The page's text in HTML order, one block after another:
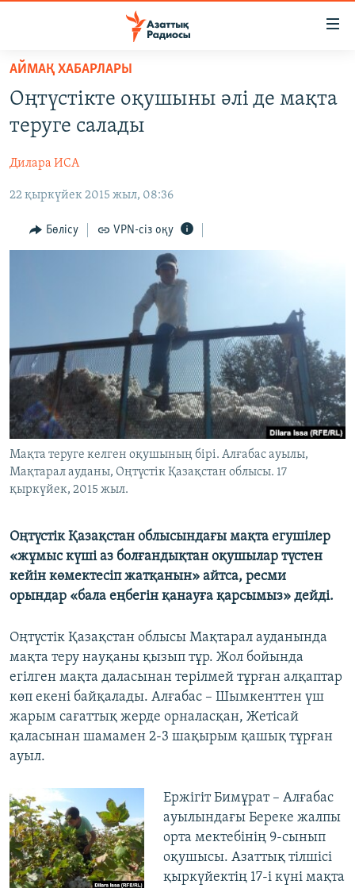
Skip
main
content
to
Navigation
САЯСАТ
AZATTYQTV
ҚАҢТАР ОҚИҒАСЫ
АДАМ ҚҰҚЫҚТАРЫ
ӘЛЕУМЕТ
ЖАЗЫЛЫҢЫЗ
Басқа тілдерде
АЙМАҚ ХАБАРЛАРЫ
Оңтүстікте оқушыны әлі де мақта
теруге салады
Дилара ИСА
22 қыркүйек 2015 жыл, 08:36
Бөлісу VPN-сіз оқу
Мақта теруге келген оқушының бірі. Алғабас ауылы,
Мақтарал ауданы, Оңтүстік Қазақстан облысы. 17
қыркүйек, 2015 жыл.
Оңтүстік Қазақстан облысындағы мақта егушілер
«жұмыс күші аз болғандықтан оқушылар түстен
кейін көмектесіп жатқанын» айтса, ресми
орындар «бала еңбегін қанауға қарсымыз» дейді.
Оңтүстік Қазақстан облысы Мақтарал ауданында
мақта теру науқаны қызып тұр. Жол бойында
егілген мақта даласынан терілмей тұрған алқаптар
көп екені байқалады. Алғабас – Шымкенттен үш
жарым сағаттық жерде орналасқан, Жетісай
қаласынан шамамен 2-3 шақырым қашық тұрған
ауыл.
Ержігіт Бимұрат – Алғабас
ауылындағы Береке жалпы
орта мектебінің 9-сынып
оқушысы. Азаттық тілшісі
қыркүйектің 17-і күні мақта